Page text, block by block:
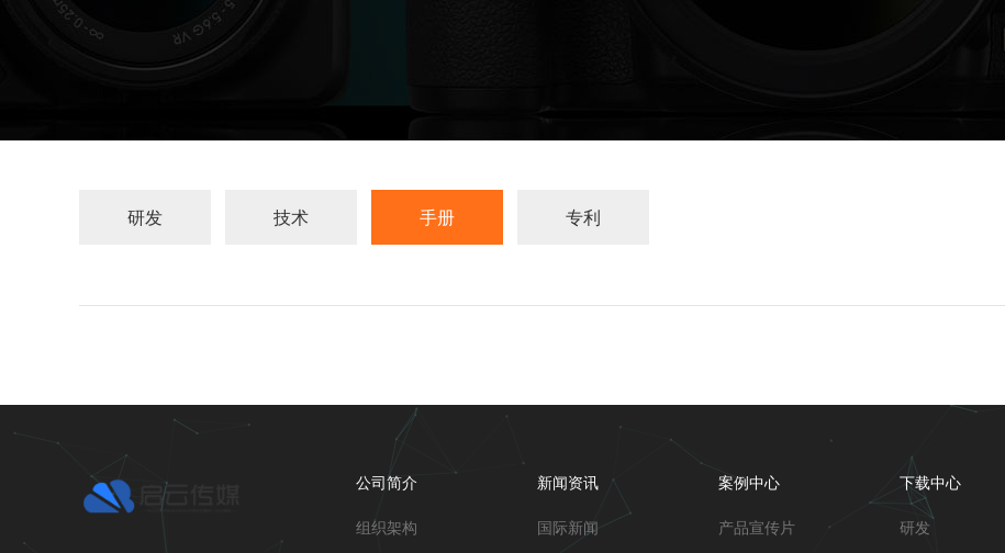
研发 技术 手册 专利
公司简介
组织架构
新闻资讯
国际新闻
案例中心
产品宣传片
下载中心
研发